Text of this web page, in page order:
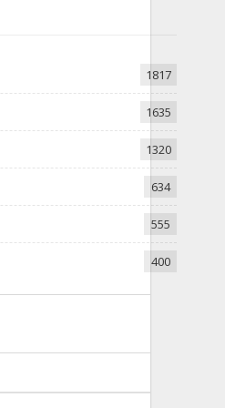
1817
1635
1320
634
555
400